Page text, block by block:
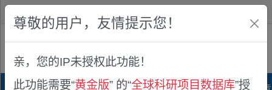
公众版
尊敬的用户，友情提示您！
亲，您的IP未授权此功能！
此功能需要“黄金版” 的“全球科研项目数据库”授